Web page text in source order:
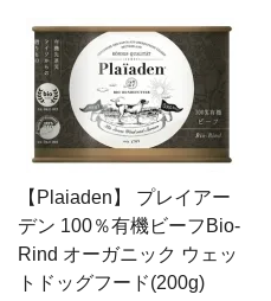
【Plaiaden】 プレイアー
デン 100％有機ビーフBio-
Rind オーガニック ウェッ
トドッグフード(200g)